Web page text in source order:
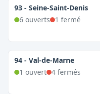
93 - Seine-Saint-Denis
6ouverts 1 fermé
94 - Val-de-Marne
1 ouvert 4fermés